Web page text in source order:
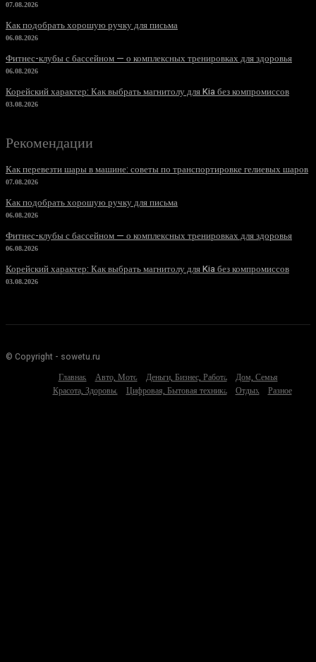
07.08.2026
Как подобрать хорошую ручку для письма
06.08.2026
Фитнес-клубы с бассейном — о комплексных тренировках для здоровья
06.08.2026
Корейский характер: Как выбрать магнитолу для Kia без компромиссов
03.08.2026
Рекомендации
Как перевезти шары в машине: советы по транспортировке гелиевых шаров
07.08.2026
Как подобрать хорошую ручку для письма
06.08.2026
Фитнес-клубы с бассейном — о комплексных тренировках для здоровья
06.08.2026
Корейский характер: Как выбрать магнитолу для Kia без компромиссов
03.08.2026
© Copyright - sowetu.ru
Главная
Авто, Мото Деньги, Бизнес, Работа
Дом, Семья
Красота, Здоровье
Цифровая, Бытовая техника Отдых Разное